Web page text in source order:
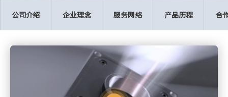
公司介绍 企业理念 服务网络 产品历程 合